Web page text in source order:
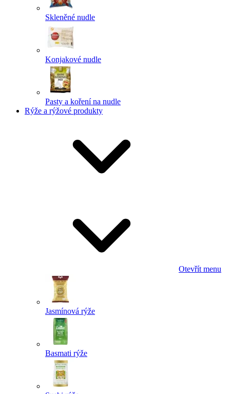
Skleněné nudle
Konjakové nudle
Pasty a koření na nudle
Rýže a rýžové produkty
Otevřít menu
Jasmínová rýže
Basmati rýže